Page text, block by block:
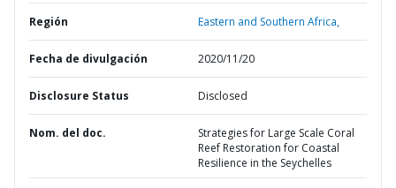
Región Eastern and Southern Africa,
Fecha de divulgación 2020/11/20
Disclosure Status Disclosed
Nom. del doc.
Strategies for Large Scale Coral
Reef Restoration for Coastal
Resilience in the Seychelles